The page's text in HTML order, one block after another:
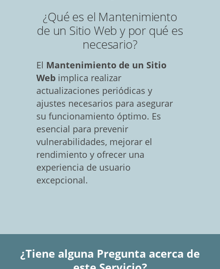
¿Qué es el Mantenimiento
de un Sitio Web y por qué es
necesario?
El Mantenimiento de un Sitio
Web implica realizar
actualizaciones periódicas y
ajustes necesarios para asegurar
su funcionamiento óptimo. Es
esencial para prevenir
vulnerabilidades, mejorar el
rendimiento y ofrecer una
experiencia de usuario
excepcional.
¿Tiene alguna Pregunta acerca de